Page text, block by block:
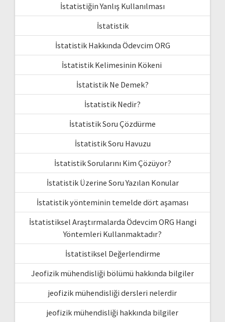
İstatistiğin Yanlış Kullanılması
İstatistik
İstatistik Hakkında Ödevcim ORG
İstatistik Kelimesinin Kökeni
İstatistik Ne Demek?
İstatistik Nedir?
İstatistik Soru Çözdürme
İstatistik Soru Havuzu
İstatistik Sorularını Kim Çözüyor?
İstatistik Üzerine Soru Yazılan Konular
İstatistik yönteminin temelde dört aşaması
İstatistiksel Araştırmalarda Ödevcim ORG Hangi
Yöntemleri Kullanmaktadır?
İstatistiksel Değerlendirme
Jeofizik mühendisliği bölümü hakkında bilgiler
jeofizik mühendisliği dersleri nelerdir
jeofizik mühendisliği hakkında bilgiler